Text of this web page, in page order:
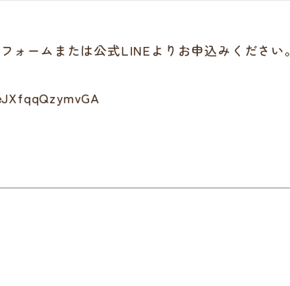
ォームまたは公式LINEよりお申込みください。